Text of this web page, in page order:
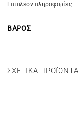
Επιπλέον πληροφορίες
ΒΆΡΟΣ
ΣΧΕΤΙΚΆ ΠΡΟΪΌΝΤΑ